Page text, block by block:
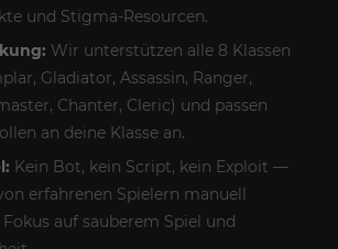
und Stigma‑Resourcen.
Wir unterstützen alle 8 Klassen
Gladiator, Assassin, Ranger,
Chanter, Cleric) und passen
an deine Klasse an.
Kein Bot, kein Script, kein Exploit —
erfahrenen Spielern manuell
auf sauberem Spiel und